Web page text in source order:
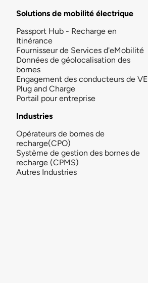
Solutions de mobilité électrique
Passport Hub - Recharge en
Itinérance
Fournisseur de Services d'eMobilité
Données de géolocalisation des
bornes
Engagement des conducteurs de VE
Plug and Charge
Portail pour entreprise
Industries
Opérateurs de bornes de
recharge(CPO)
Système de gestion des bornes de
recharge (CPMS)
Autres Industries